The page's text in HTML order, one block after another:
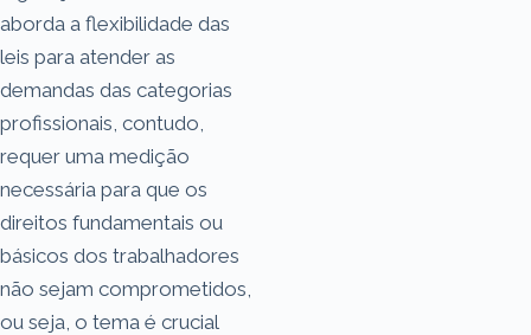
aborda a flexibilidade das
leis para atender as
demandas das categorias
profissionais, contudo,
requer uma medição
necessária para que os
direitos fundamentais ou
básicos dos trabalhadores
não sejam comprometidos,
ou seja, o tema é crucial